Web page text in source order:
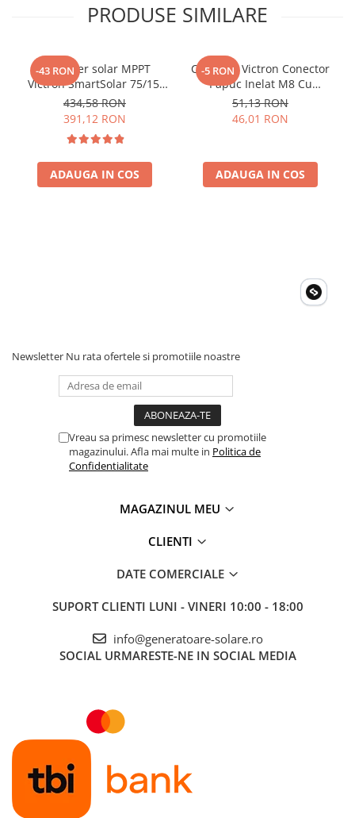
PRODUSE SIMILARE
-43 RON
Controler solar MPPT
Victron SmartSolar 75/15,
15A 12V/24V, cu Bluetooth
integrat
434,58 RON
391,12 RON
ADAUGA IN COS
-5 RON
Conector Victron Conector
Papuc Inelat M8 Cu
Siguranta Fuzibila Ato De
30A Bpc900110014 M8,
siguranta (BPC900110014)
51,13 RON
46,01 RON
ADAUGA IN COS
Newsletter Nu rata ofertele si promotiile noastre
Vreau sa primesc newsletter cu promotiile
magazinului. Afla mai multe in Politica de
Confidentialitate
MAGAZINUL MEU
CLIENTI
DATE COMERCIALE
SUPORT CLIENTI LUNI - VINERI 10:00 - 18:00
info@generatoare-solare.ro
SOCIAL URMARESTE-NE IN SOCIAL MEDIA